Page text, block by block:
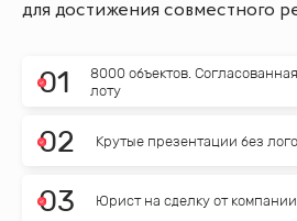
для достижения совместного
01
8000 объектов.
лоту
02 Крутые презентации без
03 Юрист на сделку от компании